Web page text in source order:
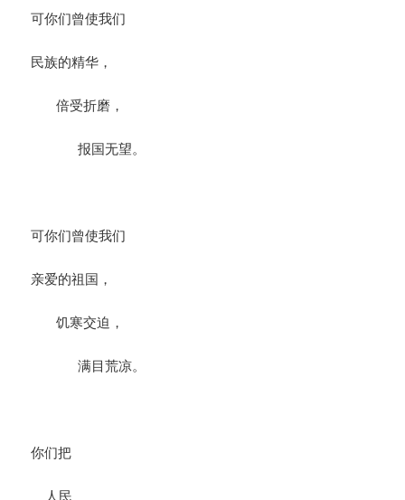
可你们曾使我们
民族的精华，
倍受折磨，
报国无望。
可你们曾使我们
亲爱的祖国，
饥寒交迫，
满目荒凉。
你们把
人民